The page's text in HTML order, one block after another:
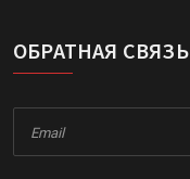
ОБРАТНАЯ СВЯЗЬ